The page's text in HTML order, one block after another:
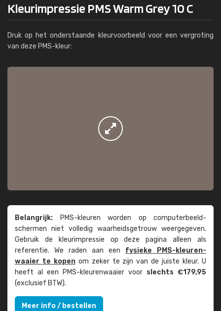
Kleurimpressie PMS Warm Grey 10 C
Druk op het onderstaande kleurvoorbeeld voor een vergroting
van deze PMS-kleur:
Belangrijk: PMS-kleuren worden op computer­beeld­
schermen niet volledig waarheids­­getrouw weer­gegeven.
Gebruik de kleur­impressie op deze pagina alleen als
referentie. We raden aan een fysieke PMS-kleuren­
waaier te kopenom zeker te zijn van de juiste kleur. U
heeft al een PMS-kleuren­waaier voor slechts €179,95
(exclusief BTW).
Meer info / bestellen